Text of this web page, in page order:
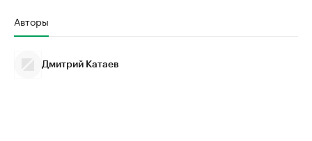
Авторы
Дмитрий Катаев